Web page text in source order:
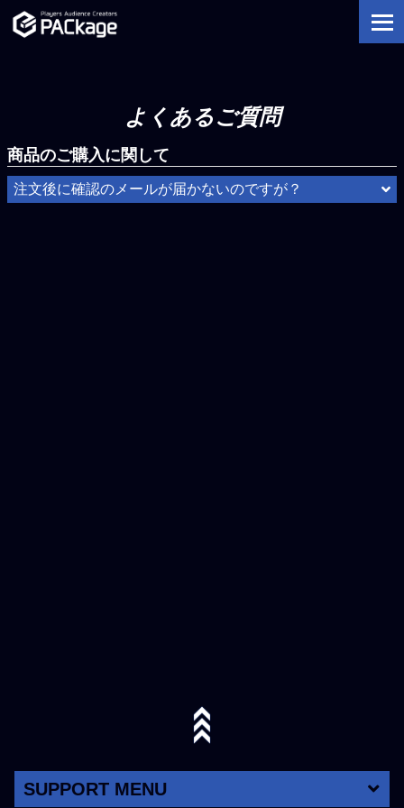
よくあるご質問
商品のご購入に関して
注文後に確認のメールが届かないのですが？
SUPPORT MENU